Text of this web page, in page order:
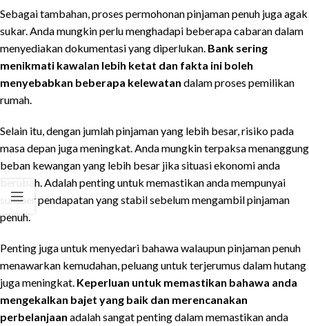
Sebagai tambahan, proses permohonan pinjaman penuh juga agak
sukar. Anda mungkin perlu menghadapi beberapa cabaran dalam
menyediakan dokumentasi yang diperlukan. Bank sering
menikmati kawalan lebih ketat dan fakta ini boleh
menyebabkan beberapa kelewatan dalam proses pemilikan
rumah.
Selain itu, dengan jumlah pinjaman yang lebih besar, risiko pada
masa depan juga meningkat. Anda mungkin terpaksa menanggung
beban kewangan yang lebih besar jika situasi ekonomi anda
berubah. Adalah penting untuk memastikan anda mempunyai
sumber pendapatan yang stabil sebelum mengambil pinjaman
penuh.
Penting juga untuk menyedari bahawa walaupun pinjaman penuh
menawarkan kemudahan, peluang untuk terjerumus dalam hutang
juga meningkat. Keperluan untuk memastikan bahawa anda
mengekalkan bajet yang baik dan merencanakan
perbelanjaan adalah sangat penting dalam memastikan anda